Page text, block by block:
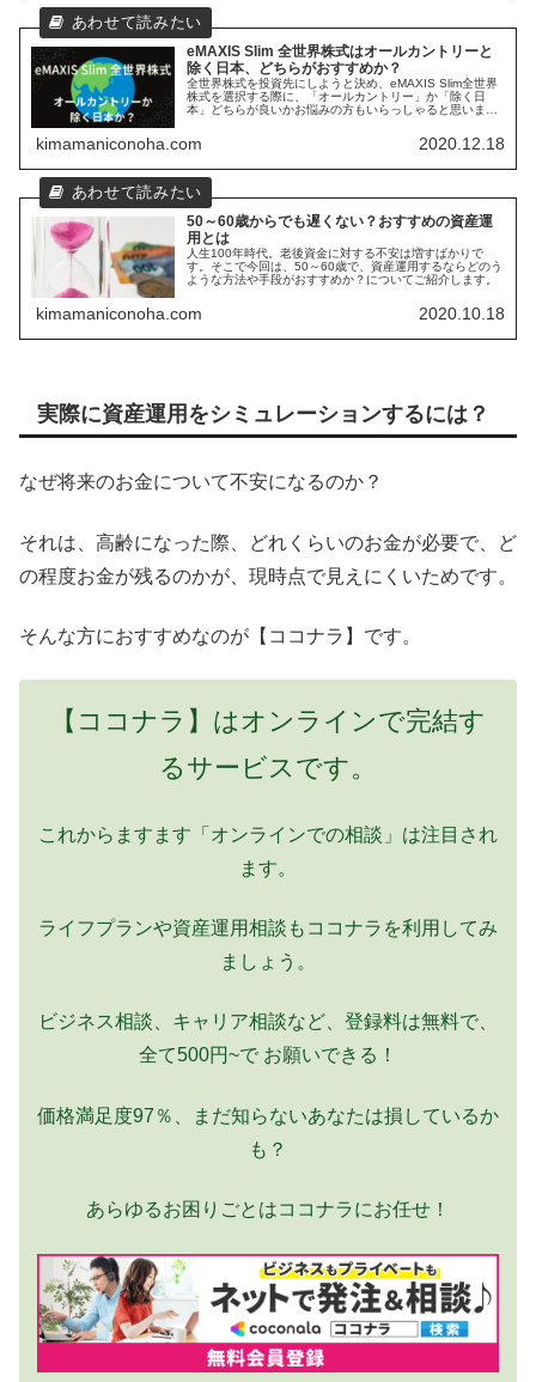
eMAXIS Slim 全世界株式はオールカントリーと
除く日本、どちらがおすすめか？
全世界株式を投資先にしようと決め、eMAXIS Slim全世界
株式を選択する際に、「オールカントリー」か「除く日
本」どちらが良いかお悩みの方もいらっしゃると思いま
kimamaniconoha.com 2020.12.18
50～60歳からでも遅くない？おすすめの資産運
用とは
人生100年時代。老後資金に対する不安は増すばかりで
す。そこで今回は、50～60歳で、資産運用するならどのう
ような方法や手段がおすすめか？についてご紹介します。
kimamaniconoha.com 2020.10.18
実際に資産運用をシミュレーションするには？
なぜ将来のお金について不安になるのか？
それは、高齢になった際、どれくらいのお金が必要で、ど
の程度お金が残るのかが、現時点で見えにくいためです。
そんな方におすすめなのが【ココナラ】です。
【ココナラ】はオンラインで完結す
るサービスです。
これからますます「オンラインでの相談」は注目され
ます。
ライフプランや資産運用相談もココナラを利用してみ
ましょう。
ビジネス相談、キャリア相談など、登録料は無料で、
全て500円~で お願いできる！
価格満足度97％、まだ知らないあなたは損しているか
も？
あらゆるお困りごとはココナラにお任せ！